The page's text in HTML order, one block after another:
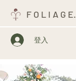
F O L I A G E.
登入